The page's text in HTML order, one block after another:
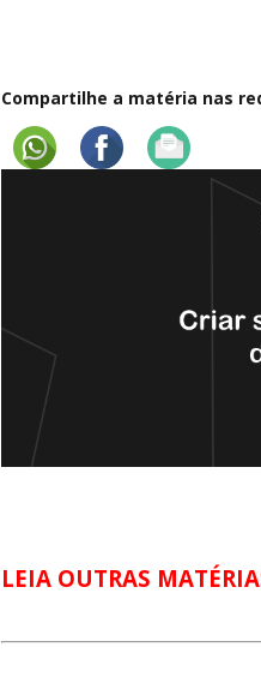
Compartilhe a matéria nas
LEIA OUTRAS